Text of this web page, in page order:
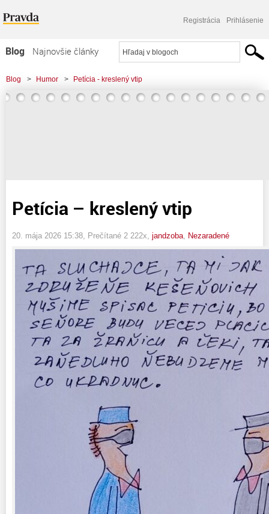
Registrácia Prihlásenie
Blog
Najnovšie články
Najčítanejšie články
Najkomentovanejšie články
Blog > Humor > Petícia - kreslený vtip
Petícia – kreslený vtip
20. mája 2026 15:38 , Prečítané 2 222x, jandzoba Nezaradené